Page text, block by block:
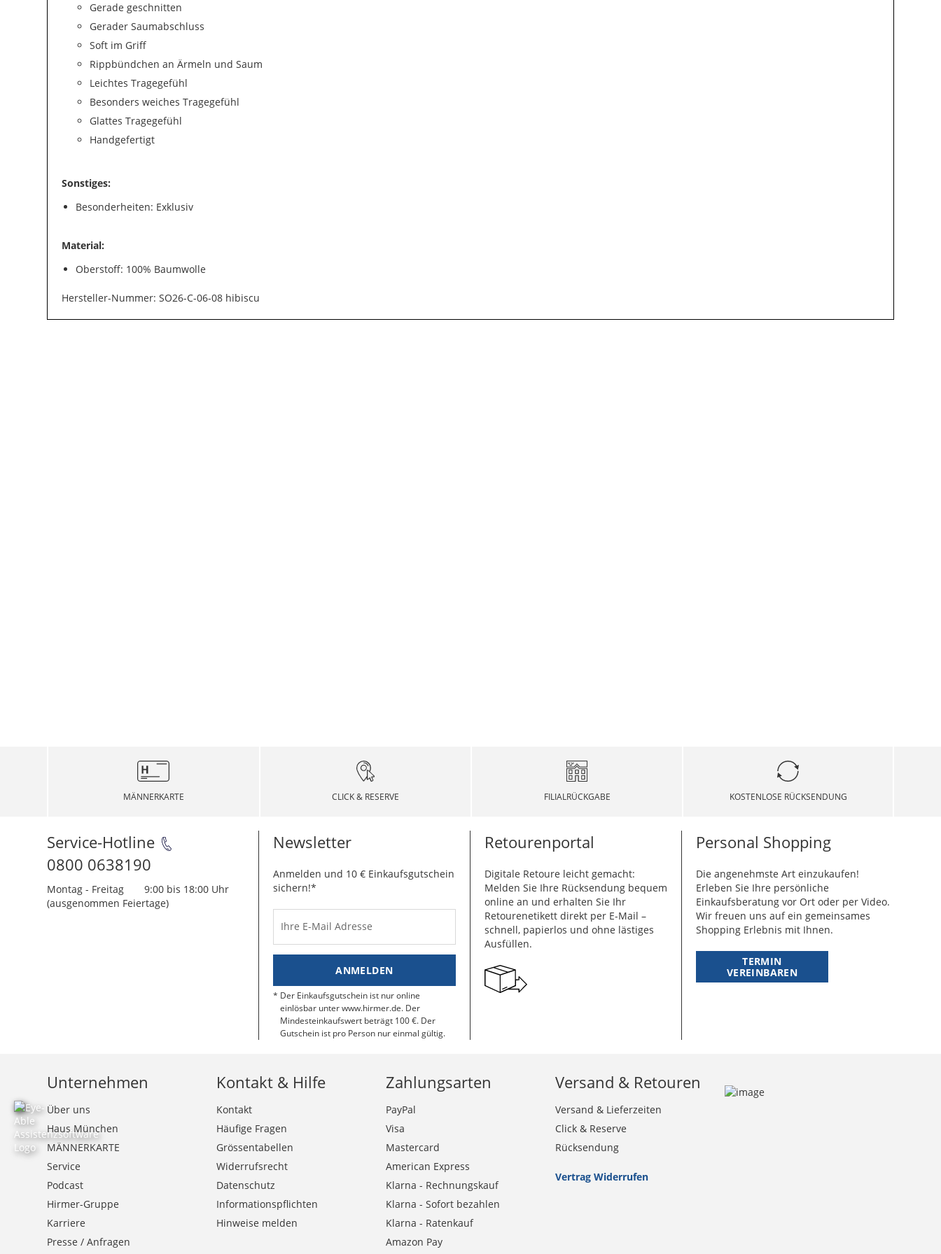
Gerade geschnitten
Gerader Saumabschluss
Soft im Griff
Rippbündchen an Ärmeln und Saum
Leichtes Tragegefühl
Besonders weiches Tragegefühl
Glattes Tragegefühl
Handgefertigt
Sonstiges:
Besonderheiten: Exklusiv
Material:
Oberstoff: 100% Baumwolle
Hersteller-Nummer: SO26-C-06-08 hibiscu
MÄNNERKARTE CLICK & RESERVE FILIALRÜCKGABE KOSTENLOSE RÜCKSENDUNG
Service-Hotline
0800 0638190
Montag - Freitag
9:00 bis 18:00 Uhr
(ausgenommen Feiertage)
Newsletter
Anmelden und 10 € Einkaufsgutschein
sichern!*
Ihre E-Mail Adresse
ANMELDEN
Der Einkaufsgutschein ist nur online
einlösbar unter www.hirmer.de. Der
Mindesteinkaufswert beträgt 100 €. Der
Gutschein ist pro Person nur einmal gültig.
Retourenportal
Digitale Retoure leicht gemacht:
Melden Sie Ihre Rücksendung bequem
online an und erhalten Sie Ihr
Retourenetikett direkt per E-Mail –
schnell, papierlos und ohne lästiges
Ausfüllen.
Personal Shopping
Die angenehmste Art einzukaufen!
Erleben Sie Ihre persönliche
Einkaufsberatung vor Ort oder per Video.
Wir freuen uns auf ein gemeinsames
Shopping Erlebnis mit Ihnen.
TERMIN
VEREINBAREN
Unternehmen
Über uns
Haus München
MÄNNERKARTE
Service
Podcast
Hirmer-Gruppe
Karriere
Presse / Anfragen
Kontakt & Hilfe
Kontakt
Häufige Fragen
Grössentabellen
Widerrufsrecht
Datenschutz
Informationspflichten
Hinweise melden
Zahlungsarten
PayPal
Visa
Mastercard
American Express
Klarna - Rechnungskauf
Klarna - Sofort bezahlen
Klarna - Ratenkauf
Amazon Pay
Versand & Retouren
Versand & Lieferzeiten
Click & Reserve
Rücksendung
Vertrag Widerrufen